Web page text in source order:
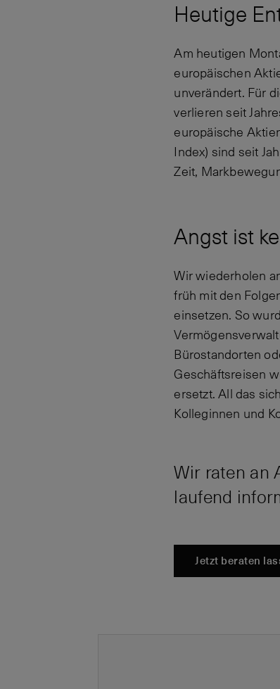
Heutige
Am heutigen
europäischen
unverändert. Für
verlieren seit
europäische
Index) sind seit
Zeit,
Angst ist
Wir wiederholen
früh mit den
einsetzen. So
Bürostandorten
Geschäftsreisen
ersetzt. All das
Kolleginnen und
Wir raten an
laufend
Jetzt beraten